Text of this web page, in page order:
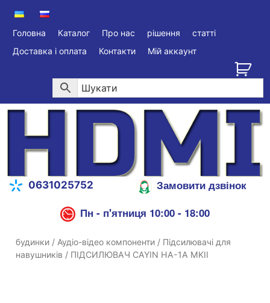
Головна Каталог Про нас рішення
статті
Доставка і оплата
Контакти Мій аккаунт
0631025752
Замовити дзвінок
Пн - п'ятниця 10:00 - 18:00
будинки / Аудіо-відео компоненти / Підсилювачі для
навушників / ПІДСИЛЮВАЧ CAYIN HA-1A MKII